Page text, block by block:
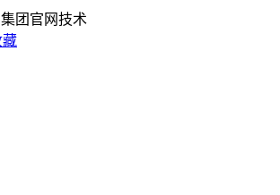
团官网技术
藏